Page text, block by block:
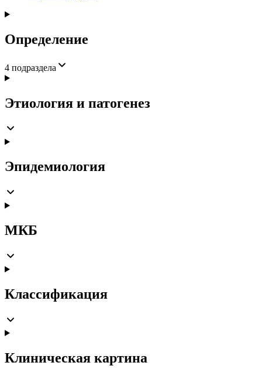
Определение
4 подраздела
Этиология и патогенез
Эпидемиология
МКБ
Классификация
Клиническая картина